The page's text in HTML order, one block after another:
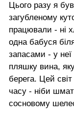
Цього разу я
загубленому
працювали - ні
одна бабуся
запасами - у неї
пляшку вина,
берега. Цей
часу - ніби
сосновому